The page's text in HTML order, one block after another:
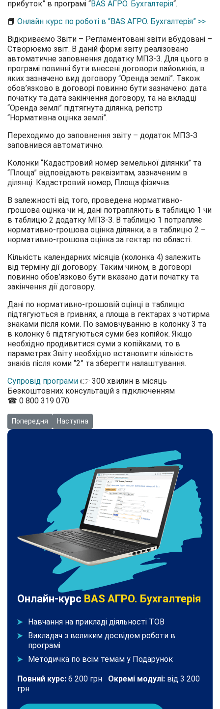
прибуток” в програмі “BAS АГРО. Бухгалтерія“.
📕 Онлайн курс по роботі в “BAS АГРО. Бухгалтерія” >>
Відкриваємо Звіти – Регламентовані звіти вбудовані –
Створюємо звіт. В даній формі звіту реалізовано
автоматичне заповнення додатку МПЗ-З. Для цього в
програмі повинні бути внесені договори пайовиків, в
яких зазначено вид договору “Оренда землі”. Також
обов’язково в договорі повинно бути зазначено: дата
початку та дата закінчення договору, та на вкладці
“Оренда землі” підтягнута ділянка, регістр
“Нормативна оцінка землі”.
Переходимо до заповнення звіту – додаток МПЗ-З
заповнився автоматично.
Колонки “Кадастровий номер земельної ділянки” та
“Площа” відповідають реквізитам, зазначеним в
ділянці: Кадастровий номер, Площа фізична.
В залежності від того, проведена нормативно-
грошова оцінка чи ні, дані потрапляють в таблицю 1 чи
в таблицю 2 додатку МПЗ-З. В таблицю 1 потрапляє
нормативно-грошова оцінка ділянки, а в таблицю 2 –
нормативно-грошова оцінка за гектар по області.
Кількість календарних місяців (колонка 4) залежить
від терміну дії договору. Таким чином, в договорі
повинно обов’язково бути вказано дати початку та
закінчення дії договору.
Дані по нормативно-грошовій оцінці в таблицю
підтягуються в гривнях, а площа в гектарах з чотирма
знаками після коми. По замовчуванню в колонку 3 та
в колонку 6 підтягуються суми без копійок. Якщо
необхідно продивитися суми з копійками, то в
параметрах Звіту необхідно встановити кількість
знаків після коми “2” та зберегти налаштування.
Супровід програми 👉 300 хвилин в місяць
Безкоштовних консультацій з підключенням
☎ 0 800 319 070
Попередня стаття: Як заповнити додаток 12 до Постанови
Попередня Наступна стаття: Відео: Налаштування
Наступна
Онлайн-курс BAS АГРО. Бухгалтерія
Навчання на прикладі діяльності ТОВ
Викладач з великим досвідом роботи в
програмі
Методичка по всім темам у Подарунок
Повний курс: 6 200 грн Окремі модулі: від 3 200
грн